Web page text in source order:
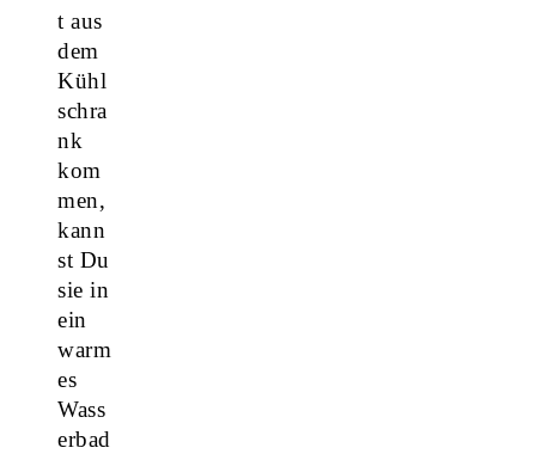
t aus
dem
Kühl
schra
nk
kom
men,
kann
st Du
sie in
ein
warm
es
Wass
erbad